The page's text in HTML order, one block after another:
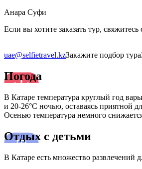
Анара Cyфи
Если вы хотите заказать тур,
uae@selfietravel.kzЗакажите подбор тура
Погода
В Катаре температура круглый год
и 20-26°C ночью, оставаясь приятной
Осенью температура немного
Отдых с детьми
В Катаре есть множество развлечений